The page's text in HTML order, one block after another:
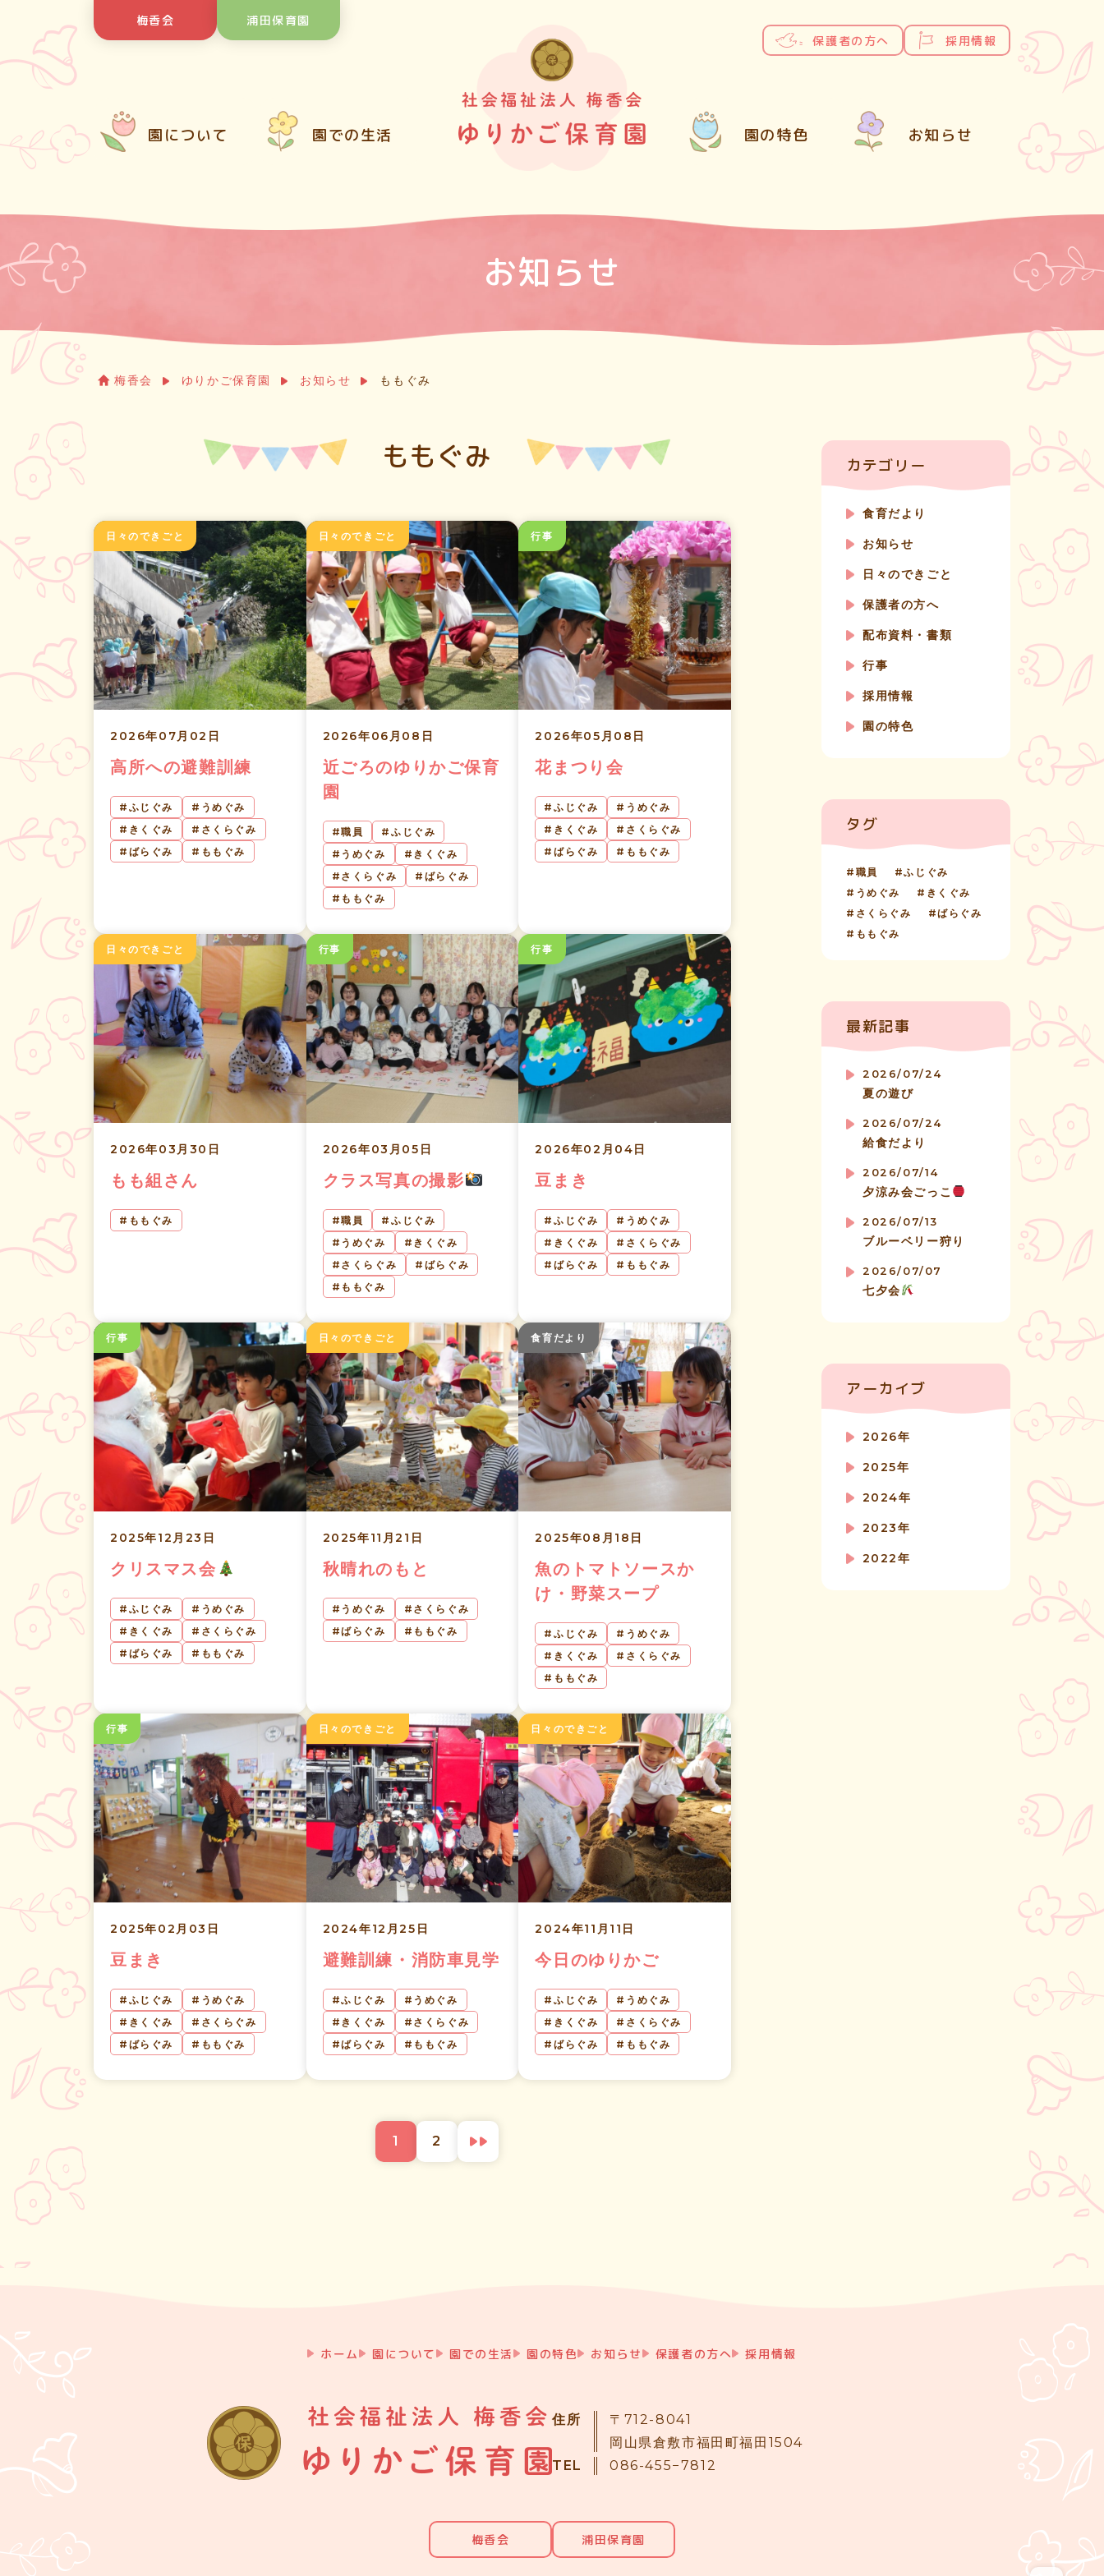
content
梅香会 浦田保育園
園について 園での生活 園の特色 お知らせ
保護者の方へ 採用情報
お知らせ
梅香会 ゆりかご保育園 お知らせ ももぐみ
ももぐみ
日々のできごと
2026年07月02日
高所への避難訓練
ふじぐみ
うめぐみ
きくぐみ
さくらぐみ
ばらぐみ
ももぐみ
日々のできごと
2026年06月08日
近ごろのゆりかご保育
園
職員
ふじぐみ
うめぐみ
きくぐみ
さくらぐみ
ばらぐみ
ももぐみ
行事
2026年05月08日
花まつり会
ふじぐみ
うめぐみ
きくぐみ
さくらぐみ
ばらぐみ
ももぐみ
日々のできごと
2026年03月30日
もも組さん
ももぐみ
行事
2026年03月05日
クラス写真の撮影
職員
ふじぐみ
うめぐみ
きくぐみ
さくらぐみ
ばらぐみ
ももぐみ
行事
2026年02月04日
豆まき
ふじぐみ
うめぐみ
きくぐみ
さくらぐみ
ばらぐみ
ももぐみ
行事
2025年12月23日
クリスマス会
ふじぐみ
うめぐみ
きくぐみ
さくらぐみ
ばらぐみ
ももぐみ
日々のできごと
2025年11月21日
秋晴れのもと
うめぐみ
さくらぐみ
ばらぐみ
ももぐみ
食育だより
2025年08月18日
魚のトマトソースか
け・野菜スープ
ふじぐみ
うめぐみ
きくぐみ
さくらぐみ
ももぐみ
行事
2025年02月03日
豆まき
ふじぐみ
うめぐみ
きくぐみ
さくらぐみ
ばらぐみ
ももぐみ
日々のできごと
2024年12月25日
避難訓練・消防車見学
ふじぐみ
うめぐみ
きくぐみ
さくらぐみ
ばらぐみ
ももぐみ
日々のできごと
2024年11月11日
今日のゆりかご
ふじぐみ
うめぐみ
きくぐみ
さくらぐみ
ばらぐみ
ももぐみ
1 2
カテゴリー
食育だより
お知らせ
日々のできごと
保護者の方へ
配布資料・書類
行事
採用情報
園の特色
タグ
職員
ふじぐみ
うめぐみ
きくぐみ
さくらぐみ
ばらぐみ
ももぐみ
最新記事
2026/07/24
夏の遊び
2026/07/24
給食だより
2026/07/14
夕涼み会ごっこ
2026/07/13
ブルーベリー狩り
2026/07/07
七夕会
アーカイブ
2026年
2025年
2024年
2023年
2022年
ホーム 園について 園での生活 園の特色 お知らせ 保護者の方へ 採用情報
住所
〒712-8041
岡山県倉敷市福田町福田1504
TEL
086-455−7812
梅香会 浦田保育園